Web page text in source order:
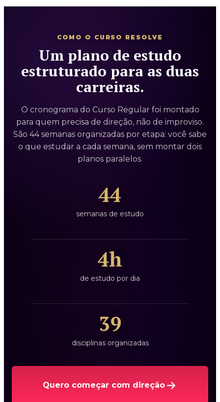
COMO O CURSO RESOLVE
Um plano de estudo
estruturado para as duas
carreiras.
O cronograma do Curso Regular foi montado
para quem precisa de direção, não de improviso.
São 44 semanas organizadas por etapa: você sabe
o que estudar a cada semana, sem montar dois
planos paralelos.
44
semanas de estudo
4h
de estudo por dia
39
disciplinas organizadas
Quero começar com direção